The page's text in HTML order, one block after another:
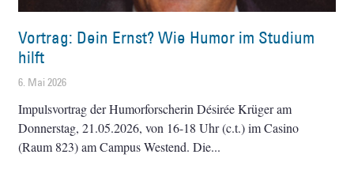
Vortrag: Dein Ernst? Wie Humor im Studium
hilft
6. Mai 2026
Impulsvortrag der Humorforscherin Désirée Krüger am
Donnerstag, 21.05.2026, von 16-18 Uhr (c.t.) im Casino
(Raum 823) am Campus Westend. Die